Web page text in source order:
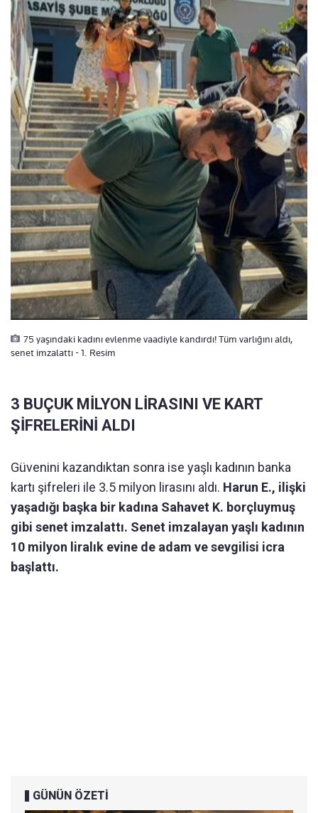
75 yaşındaki kadını evlenme vaadiyle kandırdı! Tüm varlığını aldı,
senet imzalattı - 1. Resim
3 BUÇUK MİLYON LİRASINI VE KART
ŞİFRELERİNİ ALDI
Güvenini kazandıktan sonra ise yaşlı kadının banka
kartı şifreleri ile 3.5 milyon lirasını aldı. Harun E., ilişki
yaşadığı başka bir kadına Sahavet K. borçluymuş
gibi senet imzalattı. Senet imzalayan yaşlı kadının
10 milyon liralık evine de adam ve sevgilisi icra
başlattı.
GÜNÜN ÖZETİ